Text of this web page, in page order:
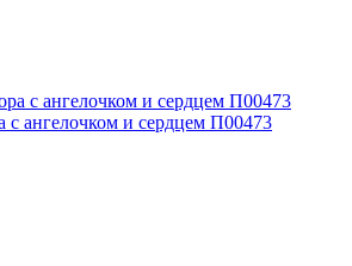
с ангелочком и сердцем П00473